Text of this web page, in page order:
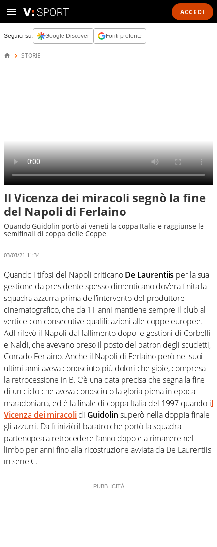
ACCEDI
Seguici su: Google Discover Fonti preferite
STORIE
Il Vicenza dei miracoli segnò la fine
del Napoli di Ferlaino
Quando Guidolin portò ai veneti la coppa Italia e raggiunse le
semifinali di coppa delle Coppe
03/03/21 11:34
Quando i tifosi del Napoli criticano De Laurentiis per la sua
gestione da presidente spesso dimenticano dov’era finita la
squadra azzurra prima dell’intervento del produttore
cinematografico, che da 11 anni mantiene sempre il club al
vertice con consecutive qualificazioni alle coppe europee.
Adl rilevò il Napoli dal fallimento dopo le gestioni di Corbelli
e Naldi, che avevano preso il posto del patron degli scudetti,
Corrado Ferlaino. Anche il Napoli di Ferlaino però nei suoi
ultimi anni aveva conosciuto più dolori che gioie, compresa
la retrocessione in B. C’è una data precisa che segna la fine
di un ciclo che aveva conosciuto la gloria piena in epoca
maradoniana, ed è la finale di coppa Italia del 1997 quando il
Vicenza dei miracoli di Guidolin superò nella doppia finale
gli azzurri. Da lì iniziò il baratro che portò la squadra
partenopea a retrocedere l’anno dopo e a rimanere nel
limbo per anni fino alla ricostruzione avviata da De Laurentiis
in serie C.